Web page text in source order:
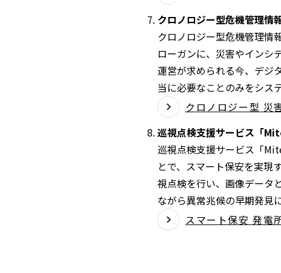
クロノロジー型危機管理情
クロノロジー型危機管理情
ローガンに、災害やインシ
運営が求められる今、デジ
当に必要なことのみをシス
クロノロジー型 災
巡視点検支援サービス「
巡視点検支援サービス「
とで、スマート保安を実現
視点検を行い、画像データ
ながら異常兆候の早期発見
スマート保安 発